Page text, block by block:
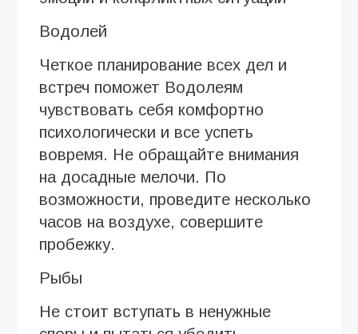
Водолей
Четкое планирование всех дел и
встреч поможет Водолеям
чувствовать себя комфортно
психологически и все успеть
вовремя. Не обращайте внимания
на досадные мелочи. По
возможности, проведите несколько
часов на воздухе, совершите
пробежку.
Рыбы
Не стоит вступать в ненужные